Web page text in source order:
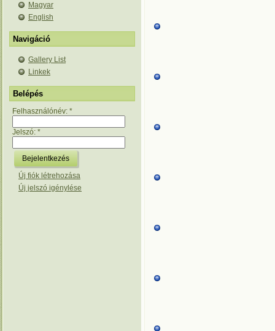
Magyar
English
Navigáció
Gallery List
Linkek
Belépés
Felhasználónév: *
Jelszó: *
Új fiók létrehozása
Új jelszó igénylése